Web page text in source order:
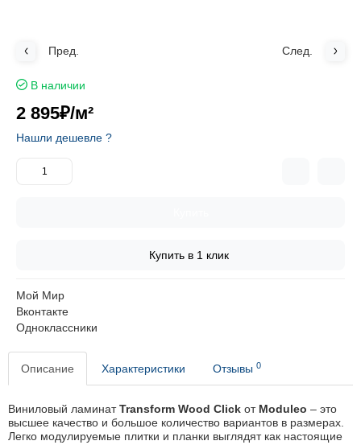
Пред. След.
В наличии
2 895₽/м²
Нашли дешевле ?
Купить в 1 клик
Мой Мир
Вконтакте
Одноклассники
Описание Характеристики Отзывы 0
Виниловый ламинатTransform Wood Click от Moduleo – это
высшее качество и большое количество вариантов в размерах.
Легко модулируемые плитки и планки выглядят как настоящие